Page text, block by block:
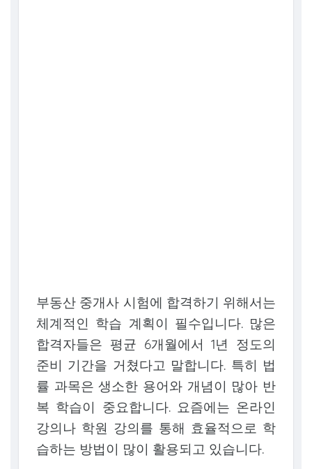
부동산 중개사 시험에 합격하기 위해서는
체계적인 학습 계획이 필수입니다. 많은
합격자들은 평균 6개월에서 1년 정도의
준비 기간을 거쳤다고 말합니다. 특히 법
률 과목은 생소한 용어와 개념이 많아 반
복 학습이 중요합니다. 요즘에는 온라인
강의나 학원 강의를 통해 효율적으로 학
습하는 방법이 많이 활용되고 있습니다.